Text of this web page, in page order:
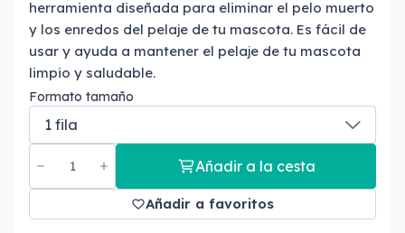
herramienta diseñada para eliminar el pelo muerto
y los enredos del pelaje de tu mascota. Es fácil de
usar y ayuda a mantener el pelaje de tu mascota
limpio y saludable.
Formato tamaño
Añadir a la cesta
Añadir a favoritos